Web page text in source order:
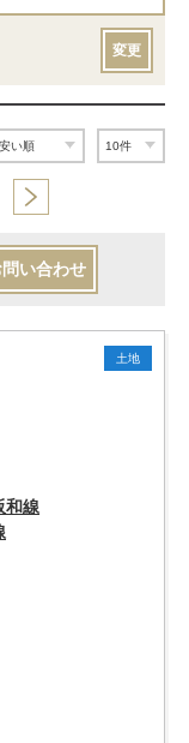
変更
い合わせ
土地
和線